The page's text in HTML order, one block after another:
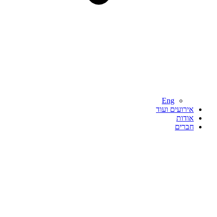
Eng
אירועים ועוד
אודות
חברים